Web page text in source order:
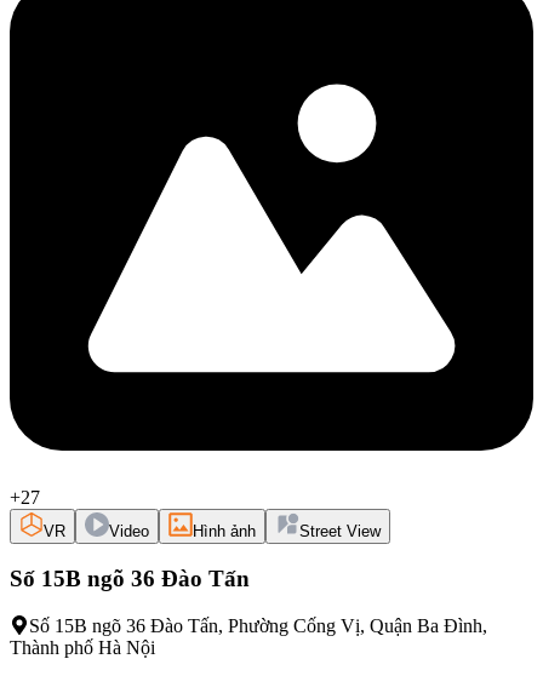
+27
VR Video Hình ảnh Street View
Số 15B ngõ 36 Đào Tấn
Số 15B ngõ 36 Đào Tấn, Phường Cống Vị, Quận Ba Đình,
Thành phố Hà Nội